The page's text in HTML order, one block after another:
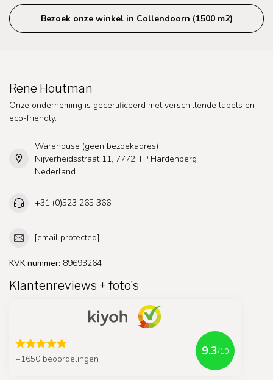
Bezoek onze winkel in Collendoorn (1500 m2)
Rene Houtman
Onze onderneming is gecertificeerd met verschillende labels en
eco-friendly.
Warehouse (geen bezoekadres)
Nijverheidsstraat 11, 7772 TP Hardenberg
Nederland
+31 (0)523 265 366
[email protected]
KVK nummer: 89693264
Klantenreviews + foto's
+1650 beoordelingen
9.3/10